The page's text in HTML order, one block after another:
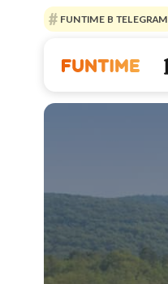
FUNTIME В TELEGRAM